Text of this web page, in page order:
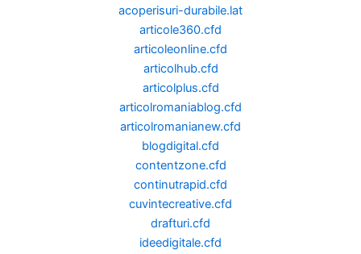
acoperisuri-durabile.lat
articole360.cfd
articoleonline.cfd
articolhub.cfd
articolplus.cfd
articolromaniablog.cfd
articolromanianew.cfd
blogdigital.cfd
contentzone.cfd
continutrapid.cfd
cuvintecreative.cfd
drafturi.cfd
ideedigitale.cfd